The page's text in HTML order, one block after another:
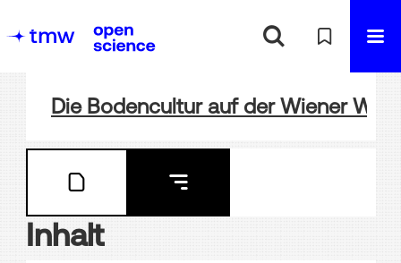
Die Bodencultur auf der Wiener
Inhalt